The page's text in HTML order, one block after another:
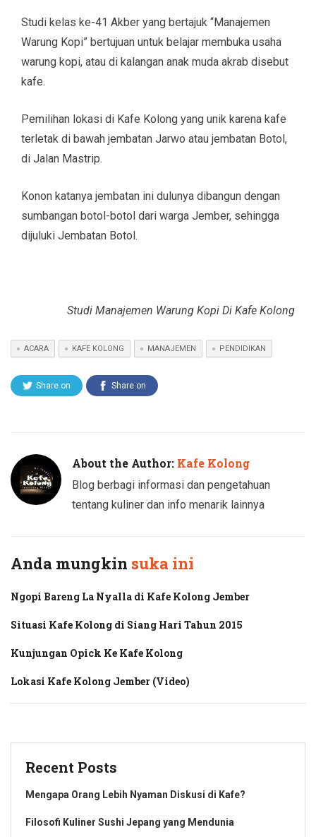
Studi kelas ke-41 Akber yang bertajuk “Manajemen
Warung Kopi” bertujuan untuk belajar membuka usaha
warung kopi, atau di kalangan anak muda akrab disebut
kafe.
Pemilihan lokasi di Kafe Kolong yang unik karena kafe
terletak di bawah jembatan Jarwo atau jembatan Botol,
di Jalan Mastrip.
Konon katanya jembatan ini dulunya dibangun dengan
sumbangan botol-botol dari warga Jember, sehingga
dijuluki Jembatan Botol.
Studi Manajemen Warung Kopi Di Kafe Kolong
ACARA KAFE KOLONG MANAJEMEN PENDIDIKAN
Share on Share on
About the Author: Kafe Kolong
Blog berbagi informasi dan pengetahuan
tentang kuliner dan info menarik lainnya
Anda mungkin suka ini
Ngopi Bareng La Nyalla di Kafe Kolong Jember
Situasi Kafe Kolong di Siang Hari Tahun 2015
Kunjungan Opick Ke Kafe Kolong
Lokasi Kafe Kolong Jember (Video)
Recent Posts
Mengapa Orang Lebih Nyaman Diskusi di Kafe?
Filosofi Kuliner Sushi Jepang yang Mendunia